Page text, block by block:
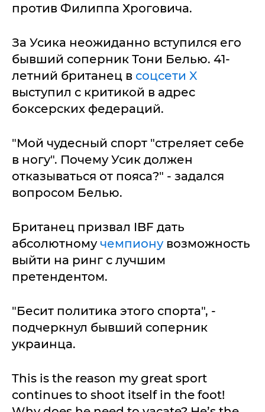
против Филиппа Хроговича.
За Усика неожиданно вступился его
бывший соперник Тони Белью. 41-
летний британец в соцсети X
выступил с критикой в адрес
боксерских федераций.
"Мой чудесный спорт "стреляет себе
в ногу". Почему Усик должен
отказываться от пояса?" - задался
вопросом Белью.
Британец призвал IBF дать
абсолютномучемпионувозможность
выйти на ринг с лучшим
претендентом.
"Бесит политика этого спорта", -
подчеркнул бывший соперник
украинца.
This is the reason my great sport
continues to shoot itself in the foot!